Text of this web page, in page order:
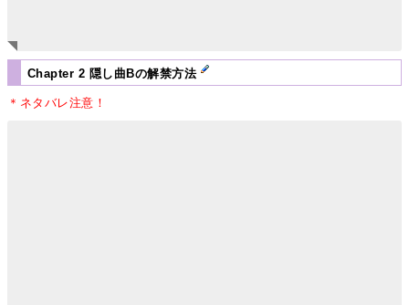
Chapter 2 隠し曲Bの解禁方法
＊ネタバレ注意！